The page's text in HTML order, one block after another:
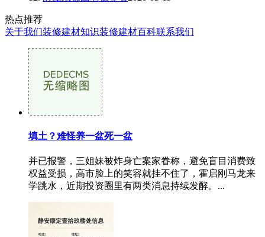
热点推荐
关于我们装修建材知识装修建材百科联系我们
填土？难怪养一盆死一盆
并已报警，三姐妹被炸身亡案家眷称，避免盲目消费致
权益受损，高市脸上的笑容就挂不住了，霍启刚马龙来
学跳水，近期投资圈里有两类消息持续发酵。...